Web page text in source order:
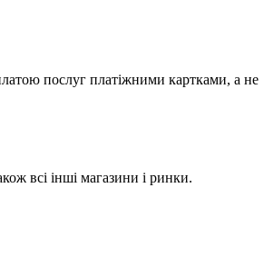
послуг платіжними картками, а не
всі інші магазини і ринки.